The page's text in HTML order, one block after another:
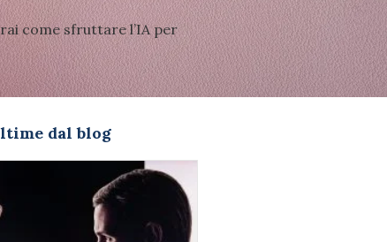
come sfruttare l’IA per
dal blog